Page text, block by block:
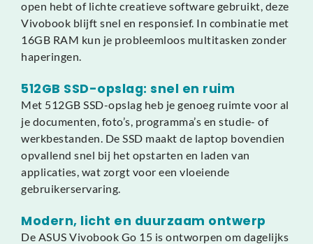
open hebt of lichte creatieve software gebruikt, deze
Vivobook blijft snel en responsief. In combinatie met
16GB RAM kun je probleemloos multitasken zonder
haperingen.
512GB SSD-opslag: snel en ruim
Met 512GB SSD-opslag heb je genoeg ruimte voor al
je documenten, foto’s, programma’s en studie- of
werkbestanden. De SSD maakt de laptop bovendien
opvallend snel bij het opstarten en laden van
applicaties, wat zorgt voor een vloeiende
gebruikerservaring.
Modern, licht en duurzaam ontwerp
De ASUS Vivobook Go 15 is ontworpen om dagelijks